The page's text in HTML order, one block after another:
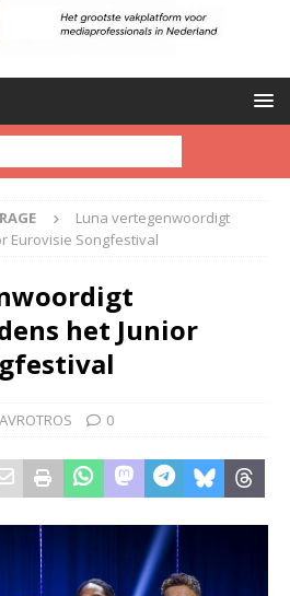
Luna vertegenwoordigt
Eurovisie Songfestival
het Junior
AVROTROS 0